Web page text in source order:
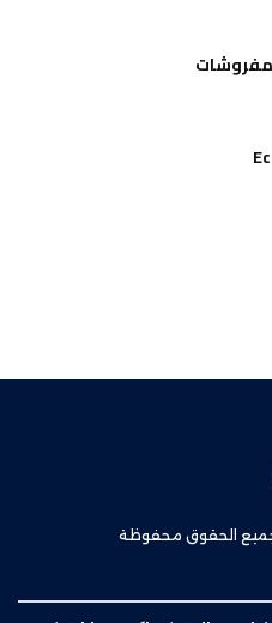
الحقوق محفوظة